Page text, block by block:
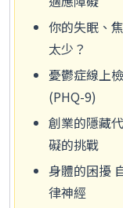
你的失眠、
太少？
憂鬱症線上
(PHQ-9)
創業的隱藏
礙的挑戰
身體的困擾
律神經